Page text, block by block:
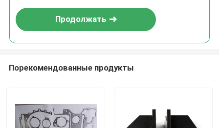
Продолжать
Порекомендованные продукты